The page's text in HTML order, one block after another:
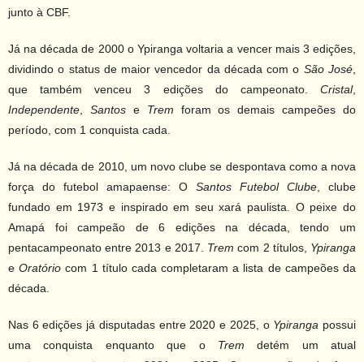
junto à CBF.
Já na década de 2000 o Ypiranga voltaria a vencer mais 3 edições,
dividindo o status de maior vencedor da década com o São José,
que também venceu 3 edições do campeonato. Cristal,
Independente, Santose Trem foram os demais campeões do
período, com 1 conquista cada.
Já na década de 2010, um novo clube se despontava como a nova
força do futebol amapaense: O Santos Futebol Clube, clube
fundado em 1973 e inspirado em seu xará paulista. O peixe do
Amapá foi campeão de 6 edições na década, tendo um
pentacampeonato entre 2013 e 2017. Trem com 2 títulos, Ypiranga
eOratório com 1 título cada completaram a lista de campeões da
década.
Nas 6 edições já disputadas entre 2020 e 2025, o Ypiranga possui
uma conquista enquanto que o Trem detém um atual